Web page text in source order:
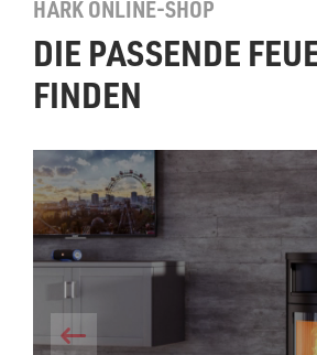
HARK ONLINE-SHOP
DIE PASSENDE
FINDEN